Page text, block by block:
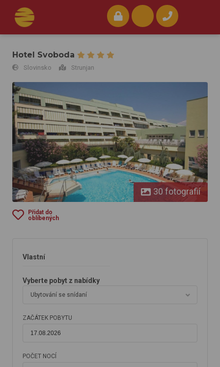
Hotel Svoboda
Slovinsko Strunjan
Hotel Svoboda
30 fotografií
Přidat do
oblíbených
Vlastní
Vyberte pobyt z nabídky
Ubytování se snídaní
ZAČÁTEK POBYTU
POČET NOCÍ